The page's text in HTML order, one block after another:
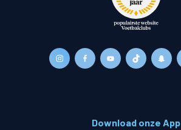
Download onze App